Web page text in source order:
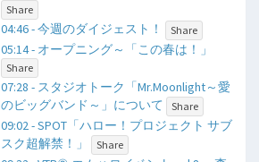
Share
04:46 - 今週のダイジェスト！ Share
05:14 - オープニング～「この春は！」
Share
07:28 - スタジオトーク「Mr.Moonlight～愛
のビッグバンド～」について
Share
09:02 - SPOT「ハロー！プロジェクト サブ
スク超解禁！」
Share